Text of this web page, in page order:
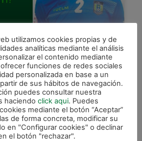
jugador de
hasta 2025
Geraghty se ha convertido en
Osasuna Magna Xota para las
El conjunto de Irurtzun
utilizamos cookies propias y de
analíticas mediante el análisis
el contenido mediante
funciones de redes sociales
personalizada en base a un
de sus hábitos de navegación.
puedes consultar nuestra
haciendo click aqui. Puedes
mediante el botón “Aceptar”
de forma concreta, modificar su
en "Configurar cookies" o declinar
el botón "rechazar".